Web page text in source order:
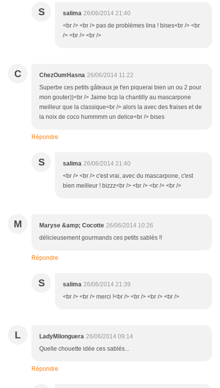
S salima 26/06/2014 21:40
<br /> <br /> pas de problèmes lina ! bises<br /> <br
/> <br /> <br />
C ChezOumHasna 26/06/2014 11:22
Superbe ces petits gâteaux je t'en piquerai bien un ou 2 pour
mon gouter))<br /> Jaime bcp la chantilly au mascarpone
meilleur que la classique<br /> alors la avec des fraises et de
la noix de coco hummmm un delice<br /> bises
Répondre
S salima 26/06/2014 21:40
<br /> <br /> c'est vrai, avec du mascarpone, c'est
bien meilleur ! bizzz<br /> <br /> <br /> <br />
M Maryse &amp; Cocotte 26/06/2014 10:26
délicieusement gourmands ces petits sablés !!
Répondre
S salima 26/06/2014 21:39
<br /> <br /> merci !<br /> <br /> <br /> <br />
L LadyMilonguera 26/06/2014 09:14
Quelle chouette idée ces sablés...
Répondre